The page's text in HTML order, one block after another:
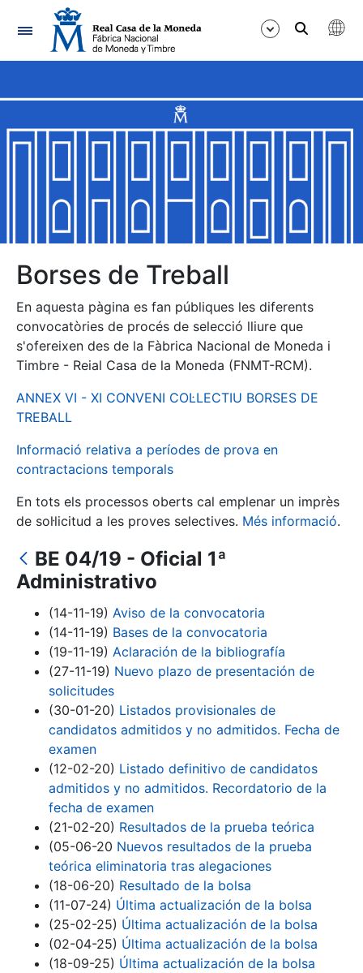
Navegació
Mostra/Amaga
Mostra/Amaga
Mostra/Amaga
Mostra/Amaga
Mostra/Amaga
Mostra/Amaga
Mostra/Amaga
Borses de Treball
En aquesta pàgina es fan públiques les diferents
convocatòries de procés de selecció lliure que
s'ofereixen des de la Fàbrica Nacional de Moneda i
Timbre - Reial Casa de la Moneda (FNMT-RCM).
ANNEX VI - XI CONVENI COL·LECTIU BORSES DE
TREBALL
Informació relativa a períodes de prova en
contractacions temporals
En tots els processos oberts cal emplenar un imprès
de sol·licitud a les proves selectives. Més informació.
BE 04/19 - Oficial 1ª
Administrativo
(14-11-19) Aviso de la convocatoria
(14-11-19) Bases de la convocatoria
(19-11-19) Aclaración de la bibliografía
(27-11-19) Nuevo plazo de presentación de
solicitudes
(30-01-20) Listados provisionales de
candidatos admitidos y no admitidos. Fecha de
examen
(12-02-20) Listado definitivo de candidatos
admitidos y no admitidos. Recordatorio de la
fecha de examen
(21-02-20) Resultados de la prueba teórica
(05-06-20 Nuevos resultados de la prueba
teórica eliminatoria tras alegaciones
(18-06-20) Resultado de la bolsa
(11-07-24) Última actualización de la bolsa
(25-02-25) Última actualización de la bolsa
(02-04-25) Última actualización de la bolsa
(18-09-25) Última actualización de la bolsa